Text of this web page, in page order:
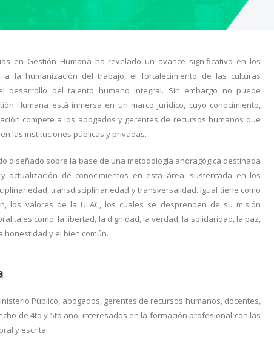
en Gestión Humana ha revelado un avance significativo en los
a la humanización del trabajo, el fortalecimiento de las culturas
desarrollo del talento humano integral. Sin embargo no puede
Humana está inmersa en un marco jurídico, cuyo conocimiento,
compete a los abogados y gerentes de recursos humanos que
las instituciones públicas y privadas.
diseñado sobre la base de una metodología andragógica destinada
actualización de conocimientos en esta área, sustentada en los
transdisciplinariedad y transversalidad. Igual tiene como
los valores de la ULAC, los cuales se desprenden de su misión
tales como: la libertad, la dignidad, la verdad, la solidaridad, la paz,
honestidad y el bien común.
Público, abogados, gerentes de recursos humanos, docentes,
de 4to y 5to año, interesados en la formación profesional con las
y escrita.